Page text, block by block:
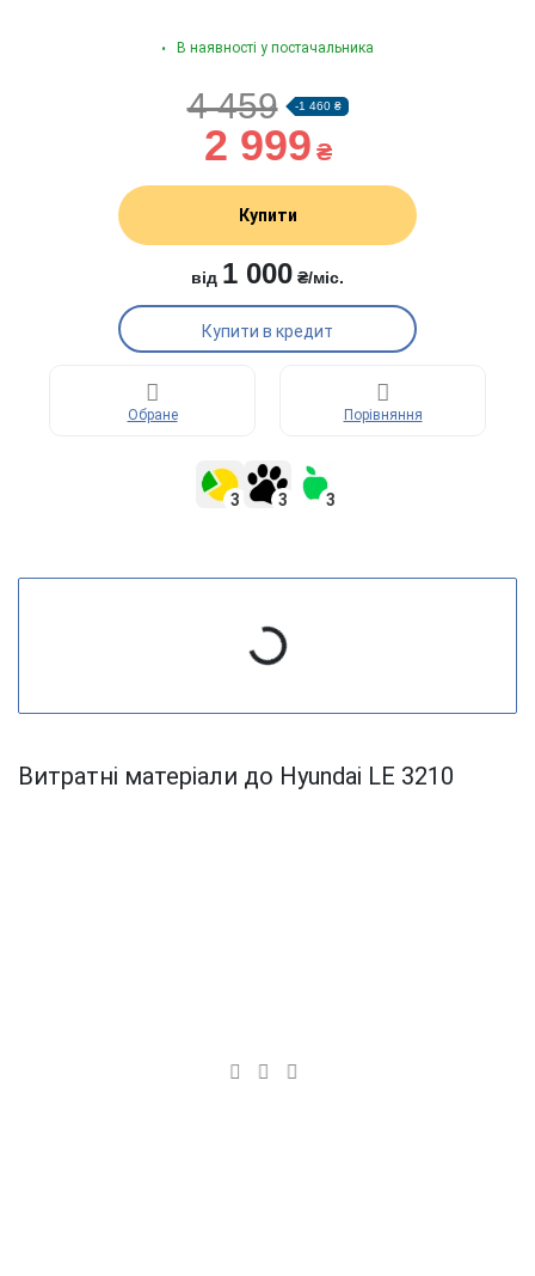
В наявності у постачальника
4 459 -1 460 ₴
2 999₴
Купити
від 1 000 ₴/міс.
Купити в кредит
Обране Порівняння
3 3 3
Витратні матеріали до Hyundai LE 3210